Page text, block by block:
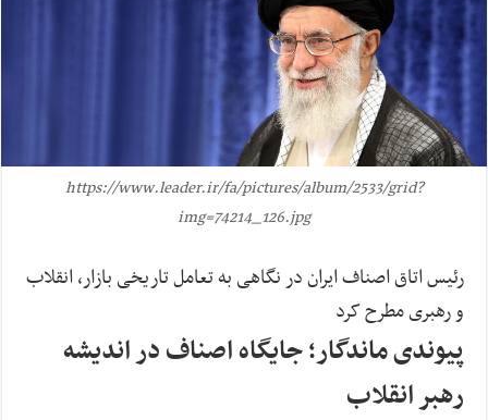
https://www.leader.ir/fa/pictures/album/2533/grid?
img=74214_126.jpg
رئیس اتاق اصناف ایران در نگاهی به تعامل تاریخی بازار، انقلاب
و رهبری مطرح کرد
پیوندی ماندگار؛ جایگاه اصناف در اندیشه
رهبر انقلاب